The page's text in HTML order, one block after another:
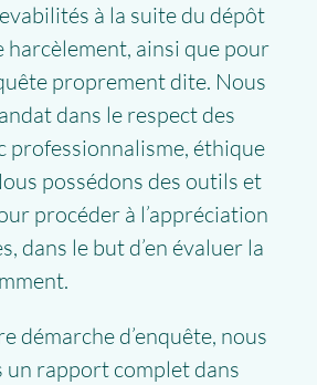
à la suite du dépôt
harcèlement, ainsi que pour
proprement dite. Nous
dans le respect des
professionnalisme, éthique
possédons des outils et
procéder à l’appréciation
dans le but d’en évaluer la
démarche d’enquête, nous
rapport complet dans